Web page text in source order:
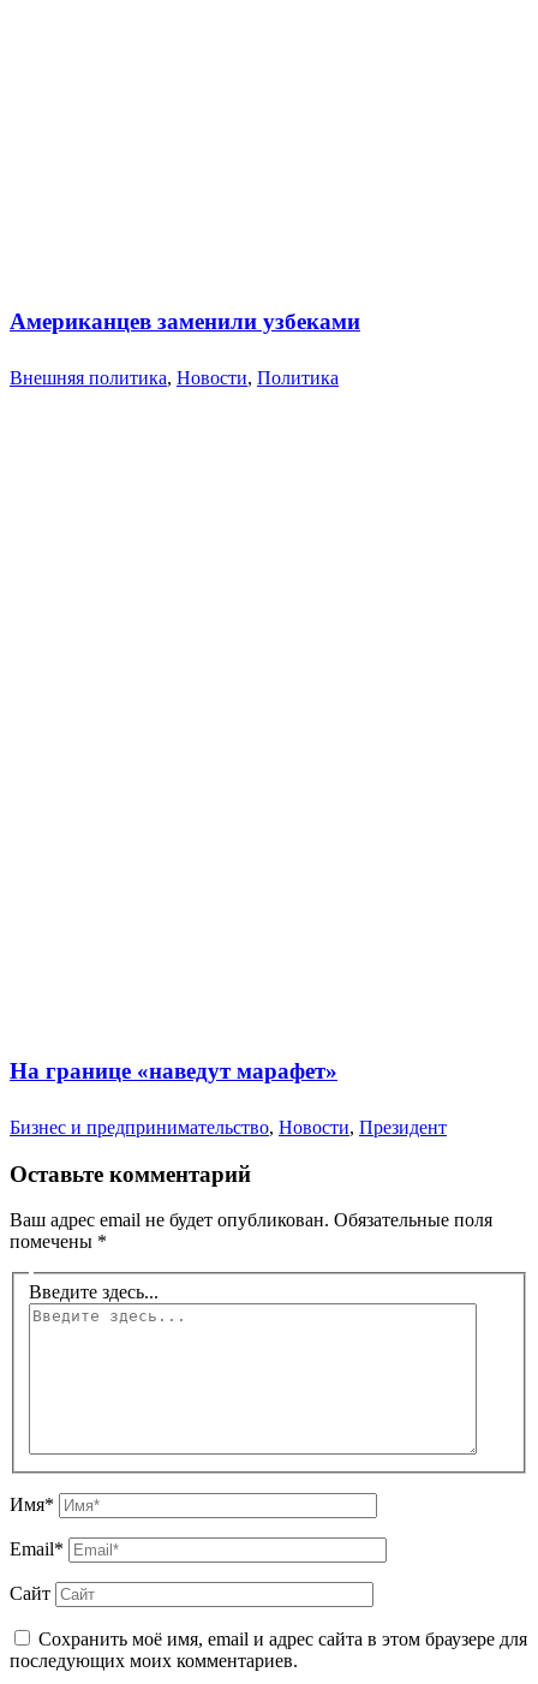
Американцев заменили узбеками
Внешняя политика, Новости, Политика
На границе «наведут марафет»
Бизнес и предпринимательство, Новости, Президент
Оставьте комментарий
Ваш адрес email не будет опубликован. Обязательные поля
помечены *
Введите здесь...
Имя*
Email*
Сайт
Сохранить моё имя, email и адрес сайта в этом браузере для
последующих моих комментариев.